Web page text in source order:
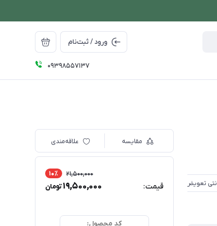
ورود / ثبت‌نام
09398557137
مقایسه علاقه‌مندی
قیمت:
21,500,000 10٪
19,500,000تومان
کد محصول: